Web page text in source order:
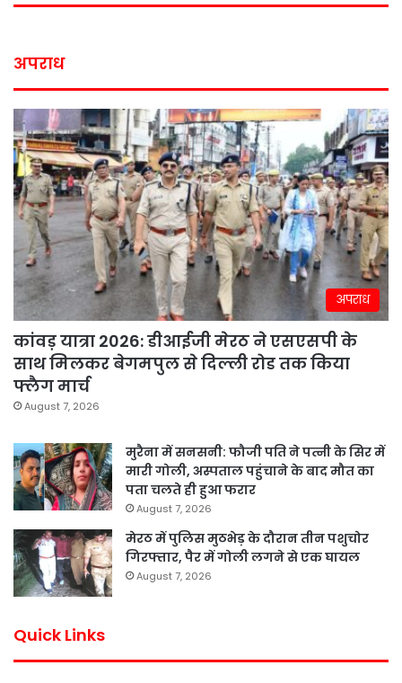
अपराध
अपराध
कांवड़ यात्रा 2026: डीआईजी मेरठ ने एसएसपी के
साथ मिलकर बेगमपुल से दिल्ली रोड तक किया
फ्लैग मार्च
August 7, 2026
मुरैना में सनसनी: फौजी पति ने पत्नी के सिर में
मारी गोली, अस्पताल पहुंचाने के बाद मौत का
पता चलते ही हुआ फरार
August 7, 2026
मेरठ में पुलिस मुठभेड़ के दौरान तीन पशुचोर
गिरफ्तार, पैर में गोली लगने से एक घायल
August 7, 2026
Quick Links